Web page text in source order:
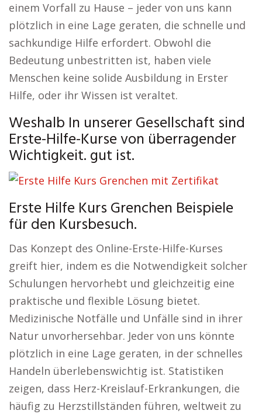
einem Vorfall zu Hause – jeder von uns kann
plötzlich in eine Lage geraten, die schnelle und
sachkundige Hilfe erfordert. Obwohl die
Bedeutung unbestritten ist, haben viele
Menschen keine solide Ausbildung in Erster
Hilfe, oder ihr Wissen ist veraltet.
Weshalb In unserer Gesellschaft sind
Erste-Hilfe-Kurse von überragender
Wichtigkeit. gut ist.
Erste Hilfe Kurs Grenchen Beispiele
für den Kursbesuch.
Das Konzept des Online-Erste-Hilfe-Kurses
greift hier, indem es die Notwendigkeit solcher
Schulungen hervorhebt und gleichzeitig eine
praktische und flexible Lösung bietet.
Medizinische Notfälle und Unfälle sind in ihrer
Natur unvorhersehbar. Jeder von uns könnte
plötzlich in eine Lage geraten, in der schnelles
Handeln überlebenswichtig ist. Statistiken
zeigen, dass Herz-Kreislauf-Erkrankungen, die
häufig zu Herzstillständen führen, weltweit zu